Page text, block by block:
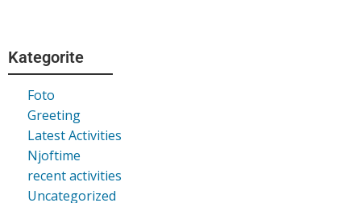
Kategorite
Foto
Greeting
Latest Activities
Njoftime
recent activities
Uncategorized